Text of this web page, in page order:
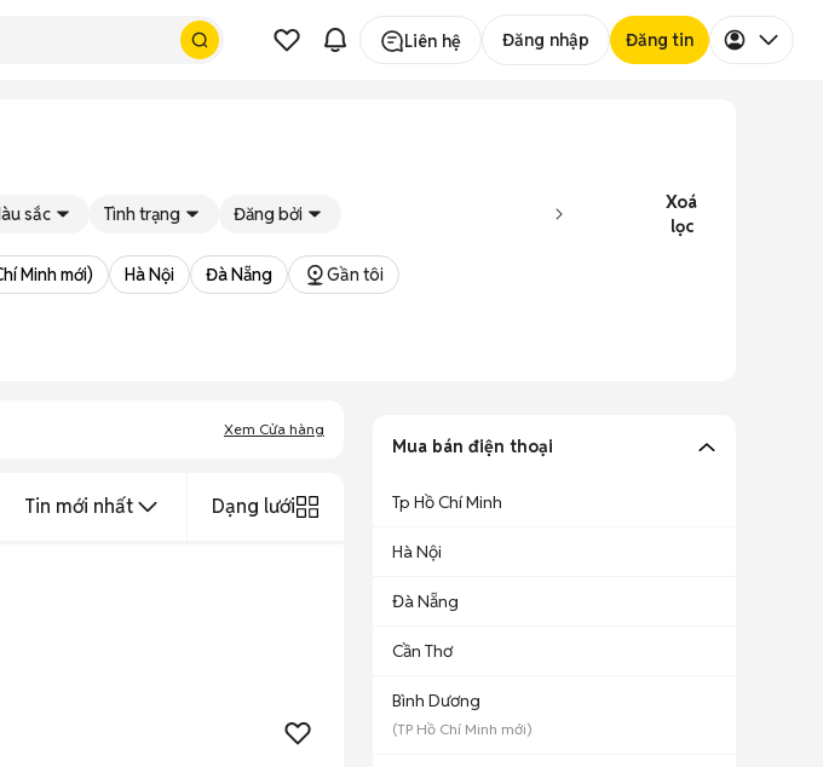
Liên hệ Đăng nhập Đăng tin
sắc Tình trạng Đăng bởi
Xoá
lọc
Minh mới) Hà Nội Đà Nẵng Gần tôi
Xem Cửa hàng
Tin mới nhất Dạng lưới
Mua bán điện thoại
Tp Hồ Chí Minh
Hà Nội
Đà Nẵng
Cần Thơ
Bình Dương
(TP Hồ Chí Minh mới)